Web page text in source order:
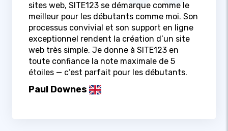
sites web, SITE123 se démarque comme le
meilleur pour les débutants comme moi. Son
processus convivial et son support en ligne
exceptionnel rendent la création d’un site
web très simple. Je donne à SITE123 en
toute confiance la note maximale de 5
étoiles — c’est parfait pour les débutants.
Paul Downes